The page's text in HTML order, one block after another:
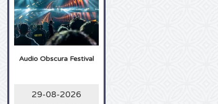
Bruno Mars Karten
Ariana Grande Karten
John Mayer Karten
Audio Obscura Festival
29-08-2026